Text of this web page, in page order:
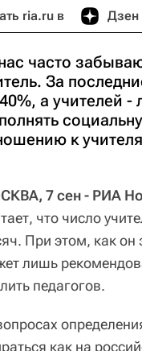
ria.ru в Дзен
часто
За
а учителей
к
7 сен - РИА
что число
При этом, как он
лишь
педагогов.
как на